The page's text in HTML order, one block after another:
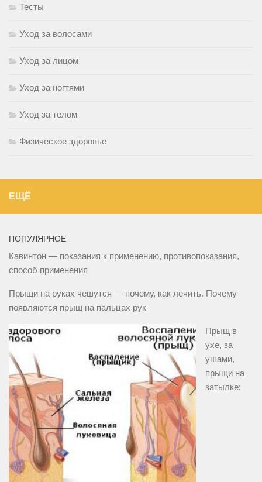
Тесты
Уход за волосами
Уход за лицом
Уход за ногтями
Уход за телом
Физическое здоровье
ЕЩЁ
ПОПУЛЯРНОЕ
Кавинтон — показания к применению, противопоказания,
способ применения
Прыщи на руках чешутся — почему, как лечить. Почему
появляются прыщ на пальцах рук
Прыщ в
ухе, за
ушами,
прыщи на
затылке: